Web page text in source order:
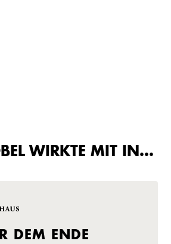
WIRKTE MIT IN…
DEM ENDE